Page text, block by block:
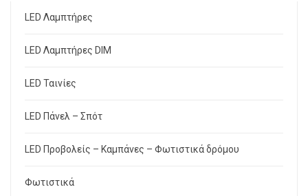
LED Λαμπτήρες
LED Λαμπτήρες DIM
LED Ταινίες
LED Πάνελ – Σπότ
LED Προβολείς – Καμπάνες – Φωτιστικά δρόμου
Φωτιστικά